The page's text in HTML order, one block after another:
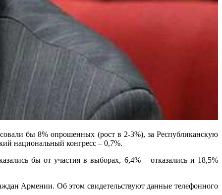
бы 8% опрошенных (рост в 2-3%), за Республиканскую
национальный конгресс – 0,7%.
бы от участия в выборах, 6,4% – отказались и 18,5%
Армении. Об этом свидетельствуют данные телефонного